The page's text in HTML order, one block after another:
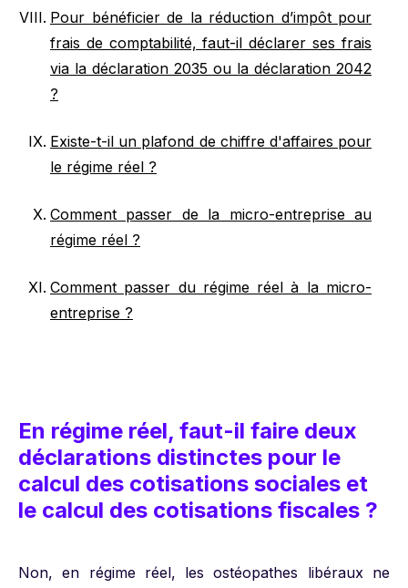
Pour bénéficier de la réduction d’impôt pour
frais de comptabilité, faut-il déclarer ses frais
via la déclaration 2035 ou la déclaration 2042
?
Existe-t-il un plafond de chiffre d'affaires pour
le régime réel ?
Comment passer de la micro-entreprise au
régime réel ?
Comment passer du régime réel à la micro-
entreprise ?
En régime réel, faut-il faire deux
déclarations distinctes pour le
calcul des cotisations sociales et
le calcul des cotisations fiscales ?
Non, en régime réel, les ostéopathes libéraux ne